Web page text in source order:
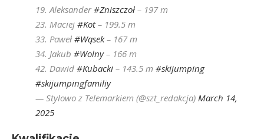
19. Aleksander#Zniszczoł – 197 m
23. Maciej #Kot– 199.5 m
33. Paweł #Wąsek– 167 m
34. Jakub #Wolny– 166 m
42. Dawid #Kubacki – 143.5 m #skijumping
#skijumpingfamiliy
— Stylowo z Telemarkiem (@szt_redakcja) March 14,
2025